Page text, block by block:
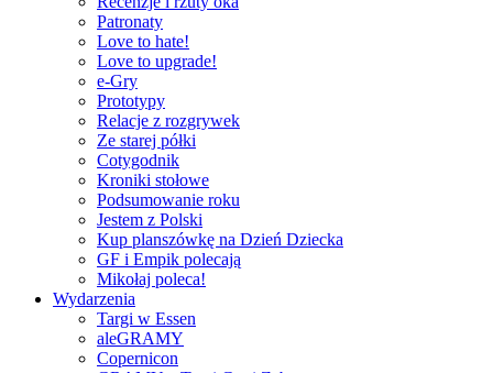
Patronaty
Love to hate!
Love to upgrade!
e-Gry
Prototypy
Relacje z rozgrywek
Ze starej półki
Cotygodnik
Kroniki stołowe
Podsumowanie roku
Jestem z Polski
Kup planszówkę na Dzień Dziecka
GF i Empik polecają
Mikołaj poleca!
Wydarzenia
Targi w Essen
aleGRAMY
Copernicon